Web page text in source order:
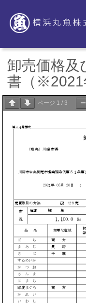
卸売価格及
書（※2021
ページ 1 / 3